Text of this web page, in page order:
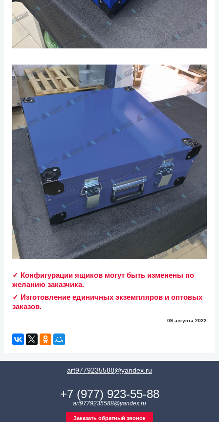
✓ Конфигурации ящиков могут быть изменены по
желанию заказчика.
✓ Изготовление единичных экземпляров и оптовых
заказов.
09 августа 2022
art9779235588@yandex.ru
+7 (977) 923-55-88
art9779235588@yandex.ru
Заказать обратный звонок